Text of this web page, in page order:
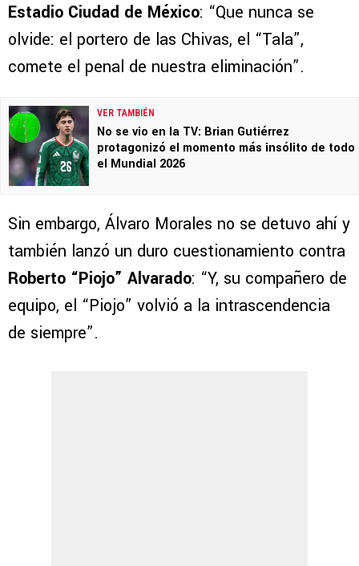
Estadio Ciudad de México: “Que nunca se
olvide: el portero de las Chivas, el “Tala”,
comete el penal de nuestra eliminación”.
VER TAMBIÉN
No se vio en la TV: Brian Gutiérrez
protagonizó el momento más insólito de todo
el Mundial 2026
Sin embargo, Álvaro Morales no se detuvo ahí y
también lanzó un duro cuestionamiento contra
Roberto “Piojo” Alvarado: “Y, su compañero de
equipo, el “Piojo” volvió a la intrascendencia
de siempre”.